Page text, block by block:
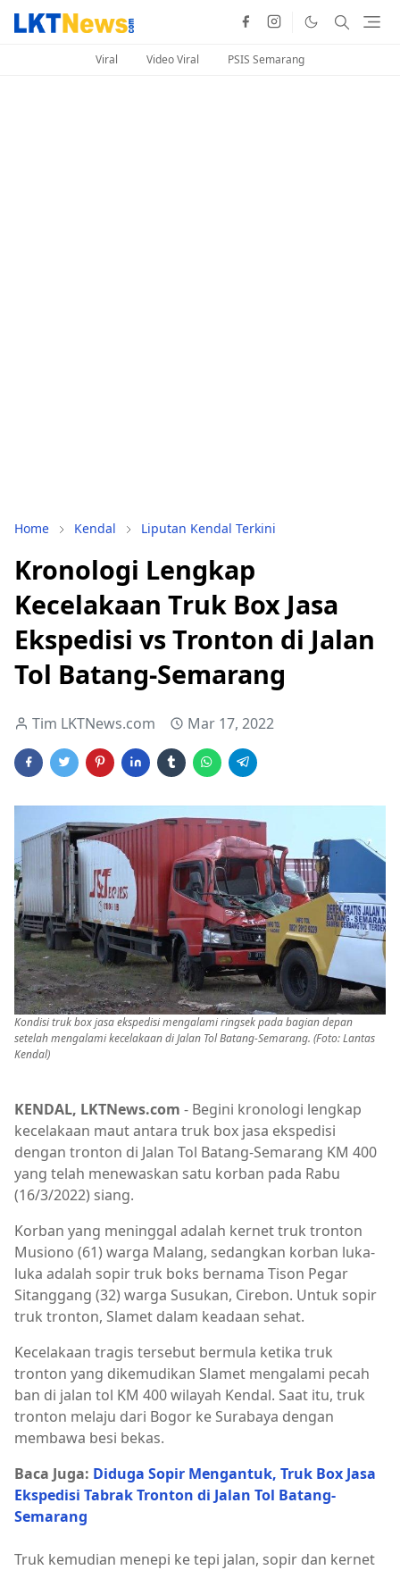
Viral Video Viral PSIS Semarang
Home Kendal Liputan Kendal Terkini
Kronologi Lengkap
Kecelakaan Truk Box Jasa
Ekspedisi vs Tronton di Jalan
Tol Batang-Semarang
Tim LKTNews.com Mar 17, 2022
Kondisi truk box jasa ekspedisi mengalami ringsek pada bagian depan
setelah mengalami kecelakaan di Jalan Tol Batang-Semarang. (Foto: Lantas
Kendal)
KENDAL, LKTNews.com - Begini kronologi lengkap
kecelakaan maut antara truk box jasa ekspedisi
dengan tronton di Jalan Tol Batang-Semarang KM 400
yang telah menewaskan satu korban pada Rabu
(16/3/2022) siang.
Korban yang meninggal adalah kernet truk tronton
Musiono (61) warga Malang, sedangkan korban luka-
luka adalah sopir truk boks bernama Tison Pegar
Sitanggang (32) warga Susukan, Cirebon. Untuk sopir
truk tronton, Slamet dalam keadaan sehat.
Kecelakaan tragis tersebut bermula ketika truk
tronton yang dikemudikan Slamet mengalami pecah
ban di jalan tol KM 400 wilayah Kendal. Saat itu, truk
tronton melaju dari Bogor ke Surabaya dengan
membawa besi bekas.
Baca Juga: Diduga Sopir Mengantuk, Truk Box Jasa
Ekspedisi Tabrak Tronton di Jalan Tol Batang-
Semarang
Truk kemudian menepi ke tepi jalan, sopir dan kernet